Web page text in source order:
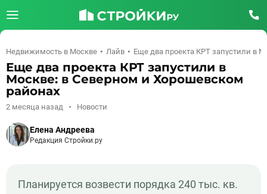
Недвижимость в Москве Лайв Еще два проекта КРТ запустили в
Еще два проекта КРТ запустили в
Москве: в Северном и Хорошевском
районах
2 месяца назад Новости
Елена Андреева
Редакция Стройки.ру
Планируется возвести порядка 240 тыс. кв.